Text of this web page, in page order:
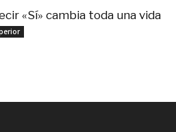
«Sí» cambia toda una vida